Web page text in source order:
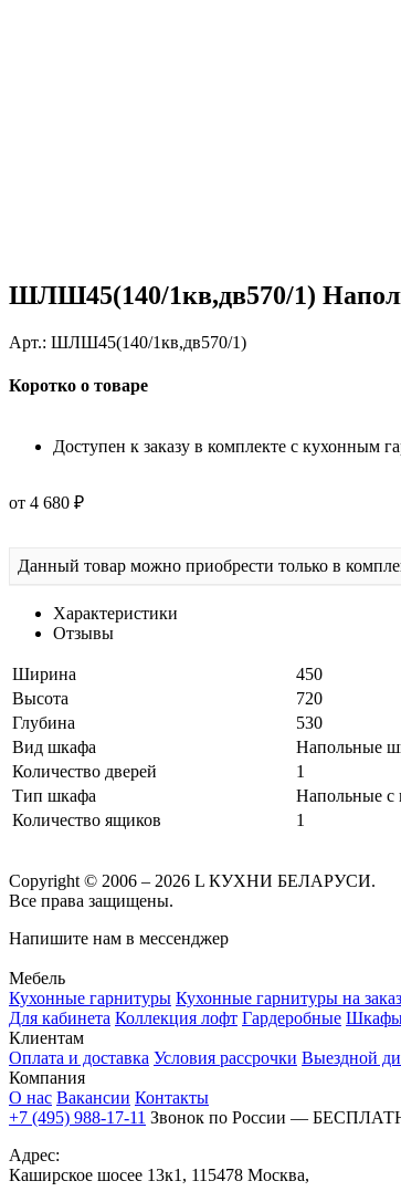
ШЛШ45(140/1кв,дв570/1)
Арт.: ШЛШ45(140/1кв,дв570/1)
Коротко о товаре
Доступен к заказу в комплекте с кухонным
от 4 680 ₽
Данный товар можно приобрести только в
Характеристики
Отзывы
Ширина
450
Высота
720
Глубина
530
Вид шкафа
Напольные
Количество дверей
1
Тип шкафа
Напольные
Количество ящиков
1
Copyright © 2006 – 2026 L КУХНИ БЕЛАРУСИ.
Все права защищены.
Напишите нам в мессенджер
Мебель
Кухонные гарнитуры Кухонные гарнитуры на заказ
Для кабинета Коллекция лофт Гардеробные
Клиентам
Оплата и доставка Условия рассрочки Выездной
Компания
О нас Вакансии Контакты
+7 (495) 988-17-11 Звонок по России —
Адрес:
Каширское шосее 13к1, 115478 Москва,